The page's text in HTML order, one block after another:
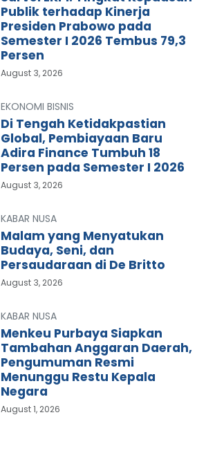
Publik terhadap Kinerja
Presiden Prabowo pada
Semester I 2026 Tembus 79,3
Persen
August 3, 2026
EKONOMI BISNIS
Di Tengah Ketidakpastian
Global, Pembiayaan Baru
Adira Finance Tumbuh 18
Persen pada Semester I 2026
August 3, 2026
KABAR NUSA
Malam yang Menyatukan
Budaya, Seni, dan
Persaudaraan di De Britto
August 3, 2026
KABAR NUSA
Menkeu Purbaya Siapkan
Tambahan Anggaran Daerah,
Pengumuman Resmi
Menunggu Restu Kepala
Negara
August 1, 2026